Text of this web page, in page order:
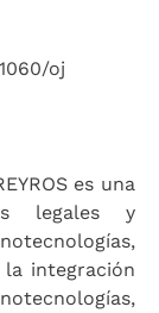
oj
es una
legales y
integración